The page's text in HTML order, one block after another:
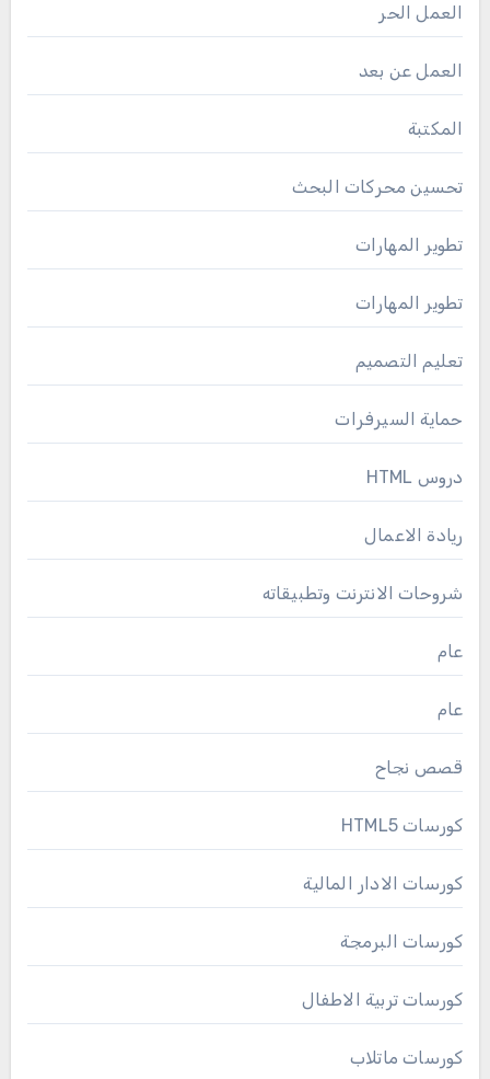
العمل الحر
العمل عن بعد
المكتبة
تحسين محركات البحث
تطوير المهارات
تطوير المهارات
تعليم التصميم
حماية السيرفرات
دروس HTML
ريادة الاعمال
شروحات الانترنت وتطبيقاته
عام
عام
قصص نجاح
كورسات HTML5
كورسات الادار المالية
كورسات البرمجة
كورسات تربية الاطفال
كورسات ماتلاب